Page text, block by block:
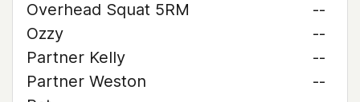
Overhead Squat 5RM
--
Ozzy
--
Partner Kelly
--
Partner Weston
--